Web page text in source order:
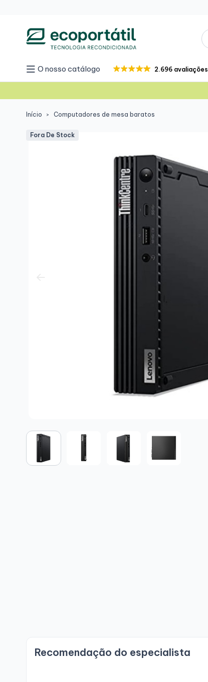
O nosso catálogo 2.696 avaliações
Início Computadores de mesa baratos
Fora De Stock
Recomendação do especialista